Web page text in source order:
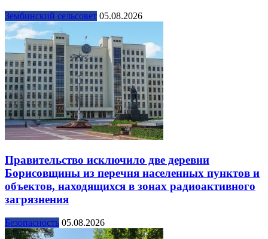
Зембинский сельсовет 05.08.2026
Правительство исключило две деревни
Борисовщины из перечня населенных пунктов и
объектов, находящихся в зонах радиоактивного
загрязнения
Безопасность 05.08.2026